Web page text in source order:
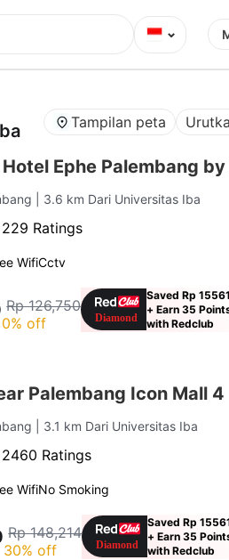
⌄
Tampilan peta
Ephe Palembang
| 3.6 km Dari Universitas Iba
229 Ratings
WifiCctv
Rp 126,750
0% off
Saved Rp 15561
+ Earn 35
with Redclub
Palembang Icon Mall 4
| 3.1 km Dari Universitas Iba
2460 Ratings
WifiNo Smoking
Rp 148,214
30% off
Saved Rp
+ Earn 35
with Redclub